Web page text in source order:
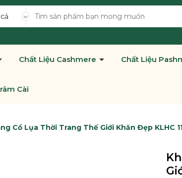
Chất Liệu Cashmere Chất Liệu
Cài
Cổ Lụa Thời Trang Thế Giới Khăn Đẹp KLHC